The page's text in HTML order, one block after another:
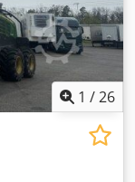
1 /26